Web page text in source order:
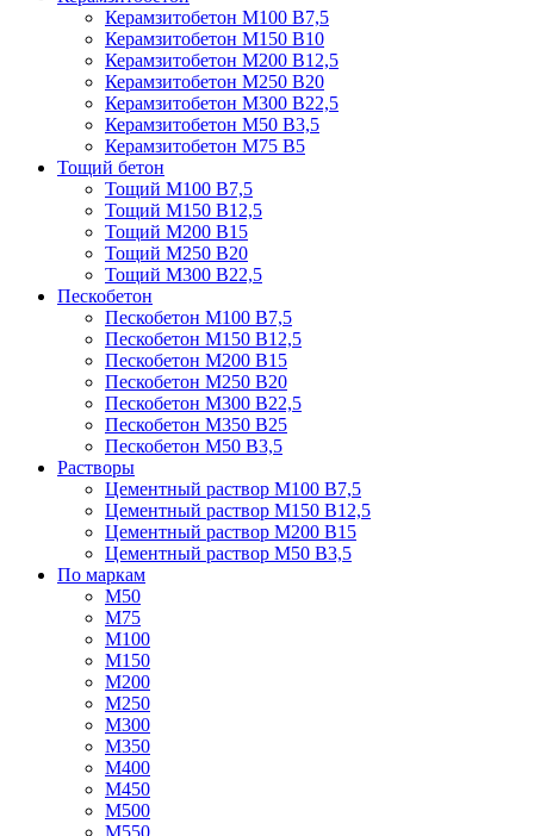
Керамзитобетон М100 В7,5
Керамзитобетон М150 В10
Керамзитобетон М200 В12,5
Керамзитобетон М250 В20
Керамзитобетон М300 В22,5
Керамзитобетон М50 В3,5
Керамзитобетон М75 В5
Тощий бетон
Тощий М100 В7,5
Тощий М150 В12,5
Тощий М200 В15
Тощий М250 В20
Тощий М300 В22,5
Пескобетон
Пескобетон М100 В7,5
Пескобетон М150 В12,5
Пескобетон М200 В15
Пескобетон М250 В20
Пескобетон М300 В22,5
Пескобетон М350 В25
Пескобетон М50 В3,5
Растворы
Цементный раствор М100 В7,5
Цементный раствор М150 В12,5
Цементный раствор М200 В15
Цементный раствор М50 В3,5
По маркам
М50
М75
М100
М150
М200
М250
М300
М350
М400
М450
М500
М550